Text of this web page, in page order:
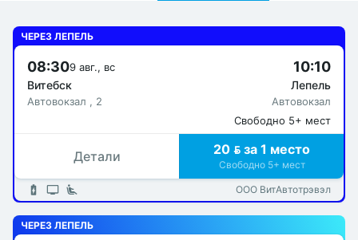
ЧЕРЕЗ ЛЕПЕЛЬ
08:309 авг., вс
Витебск
Автовокзал , 2
10:10
Лепель
Автовокзал
Свободно 5+ мест
Детали 20  за 1 место
Свободно 5+ мест
ООО ВитАвтотрэвэл
ЧЕРЕЗ ЛЕПЕЛЬ